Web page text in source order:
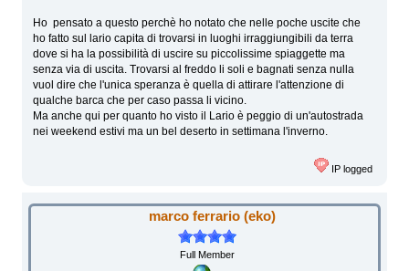
Ho pensato a questo perchè ho notato che nelle poche uscite che
ho fatto sul lario capita di trovarsi in luoghi irraggiungibili da terra
dove si ha la possibilità di uscire su piccolissime spiaggette ma
senza via di uscita. Trovarsi al freddo li soli e bagnati senza nulla
vuol dire che l'unica speranza è quella di attirare l'attenzione di
qualche barca che per caso passa li vicino.
Ma anche qui per quanto ho visto il Lario è peggio di un'autostrada
nei weekend estivi ma un bel deserto in settimana l'inverno.
IP logged
marco ferrario (eko)
Full Member